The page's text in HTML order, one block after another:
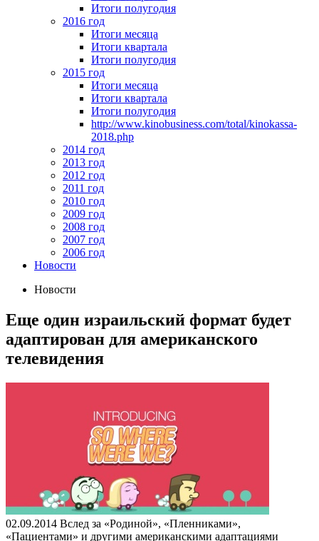
Итоги полугодия
2016 год
Итоги месяца
Итоги квартала
Итоги полугодия
2015 год
Итоги месяца
Итоги квартала
Итоги полугодия
http://www.kinobusiness.com/total/kinokassa-
2018.php
2014 год
2013 год
2012 год
2011 год
2010 год
2009 год
2008 год
2007 год
2006 год
Новости
Новости
Еще один израильский формат будет
адаптирован для американского
телевидения
02.09.2014 Вслед за «Родиной», «Пленниками»,
«Пациентами» и другими американскими адаптациями